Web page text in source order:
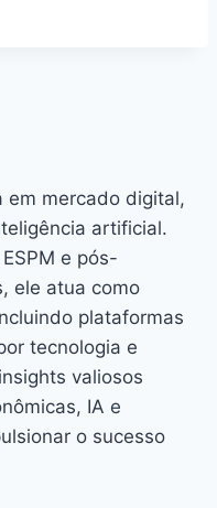
em mercado digital,
artificial.
e pós-
ele atua como
plataformas
tecnologia e
valiosos
IA e
o sucesso